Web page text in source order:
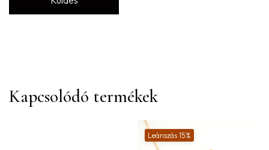
Kapcsolódó termékek
Leárazás 15%